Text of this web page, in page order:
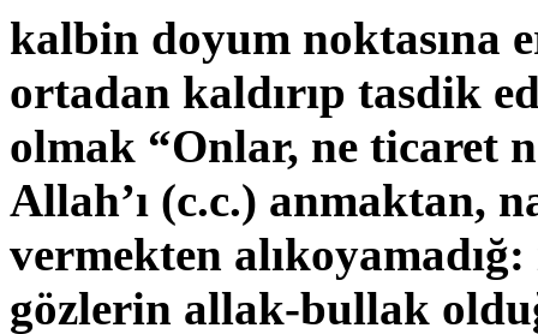
kalbin doyum noktasına
ortadan kaldırıp tasdik
olmak “Onlar, ne ticaret
Allah’ı (c.c.) anmaktan,
vermekten
gözlerin allak-bullak